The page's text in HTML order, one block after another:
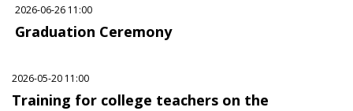
2026-06-26 11:00
Graduation Ceremony
2026-05-20 11:00
Training for college teachers on the